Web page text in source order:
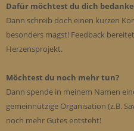
Dafür möchtest du dich
Dann schreib doch einen kurzen
besonders magst! Feedback
Herzensprojekt.
Möchtest du noch mehr tun?
Dann spende in meinem Namen
gemeinnützige Organisation (z.B.
noch mehr Gutes entsteht!